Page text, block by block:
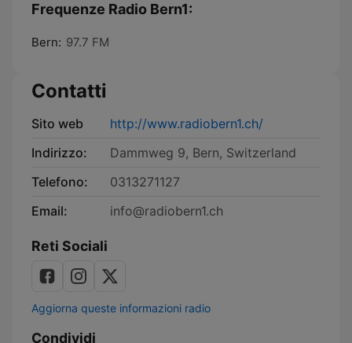
Frequenze Radio Bern1:
Bern: 97.7 FM
Contatti
Sito web
http://www.radiobern1.ch/
Indirizzo:
Dammweg 9, Bern, Switzerland
Telefono:
0313271127
Email:
info@radiobern1.ch
Reti Sociali
Aggiorna queste informazioni radio
Condividi